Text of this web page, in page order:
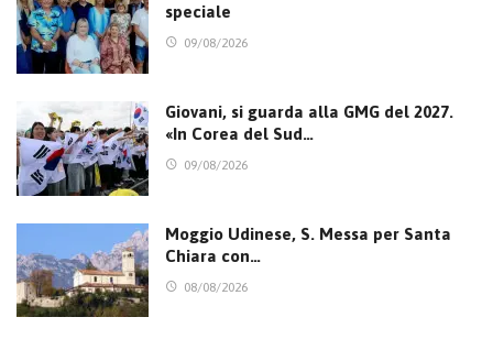
speciale
09/08/2026
Giovani, si guarda alla GMG del 2027.
«In Corea del Sud…
09/08/2026
Moggio Udinese, S. Messa per Santa
Chiara con…
08/08/2026